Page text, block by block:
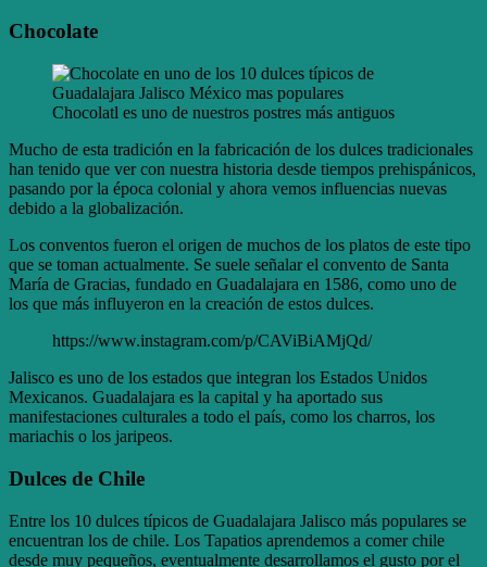
Chocolate
Chocolatl es uno de nuestros postres más antiguos
Mucho de esta tradición en la fabricación de los dulces tradicionales
han tenido que ver con nuestra historia desde tiempos prehispánicos,
pasando por la época colonial y ahora vemos influencias nuevas
debido a la globalización.
Los conventos fueron el origen de muchos de los platos de este tipo
que se toman actualmente. Se suele señalar el convento de Santa
María de Gracias, fundado en Guadalajara en 1586, como uno de
los que más influyeron en la creación de estos dulces.
https://www.instagram.com/p/CAViBiAMjQd/
Jalisco es uno de los estados que integran los Estados Unidos
Mexicanos. Guadalajara es la capital y ha aportado sus
manifestaciones culturales a todo el país, como los charros, los
mariachis o los jaripeos.
Dulces de Chile
Entre los 10 dulces típicos de Guadalajara Jalisco más populares se
encuentran los de chile. Los Tapatios aprendemos a comer chile
desde muy pequeños, eventualmente desarrollamos el gusto por el